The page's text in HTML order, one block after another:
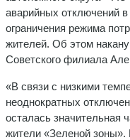
аварийных отключений
ограничения режима
жителей. Об этом
Советского филиала
«В связи с низкими
неоднократных
осталась значительная
жители «Зеленой зоны».